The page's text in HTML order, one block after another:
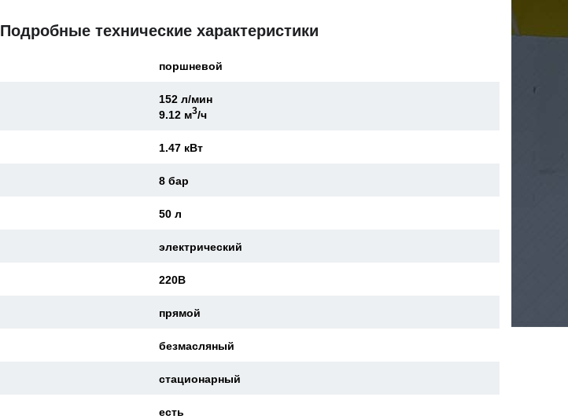
Подробные технические характеристики
поршневой
152 л/мин
9.12 м3/ч
1.47 кВт
8 бар
50 л
электрический
220В
прямой
безмасляный
стационарный
есть